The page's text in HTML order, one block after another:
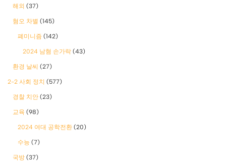
해외 (37)
혐오 차별 (145)
폐미니즘 (142)
2024 남혐 손가락 (43)
환경 날씨 (27)
2-2 사회 정치 (577)
경찰 치안 (23)
교육 (98)
2024 여대 공학전환 (20)
수능 (7)
국방 (37)